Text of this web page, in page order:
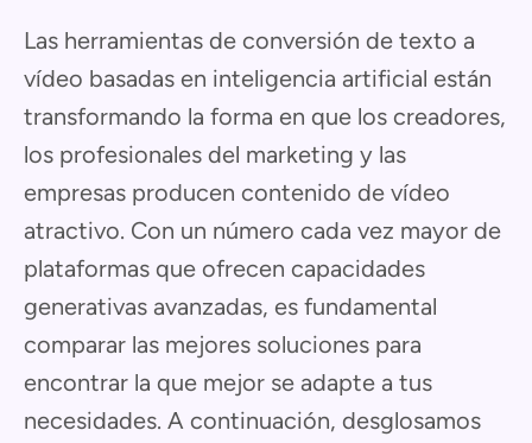
Las herramientas de conversión de texto a
vídeo basadas en inteligencia artificial están
transformando la forma en que los creadores,
los profesionales del marketing y las
empresas producen contenido de vídeo
atractivo. Con un número cada vez mayor de
plataformas que ofrecen capacidades
generativas avanzadas, es fundamental
comparar las mejores soluciones para
encontrar la que mejor se adapte a tus
necesidades. A continuación, desglosamos